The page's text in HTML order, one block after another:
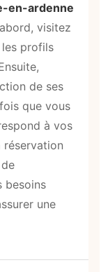
en-ardenne
visitez
profils
de ses
que vous
à vos
réservation
besoins
une